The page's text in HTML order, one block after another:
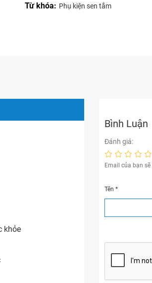
Từ khóa: Phụ kiện sen tắm
khỏe
Bình Luận
Đánh giá:
Email của bạn
Tên*